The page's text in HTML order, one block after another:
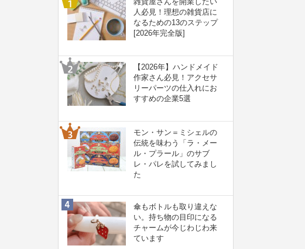
人必見！理想の雑貨店に
なるための13のステップ
[2026年完全版]
【2026年】ハンドメイド
作家さん必見！アクセサ
リーパーツの仕入れにお
すすめの企業5選
モン・サン＝ミシェルの
伝統を味わう「ラ・メー
ル・プラール」のサブ
レ・パレを試してみまし
た
傘もボトルも取り違えな
い。持ち物の目印になる
チャームが今じわじわ来
ています